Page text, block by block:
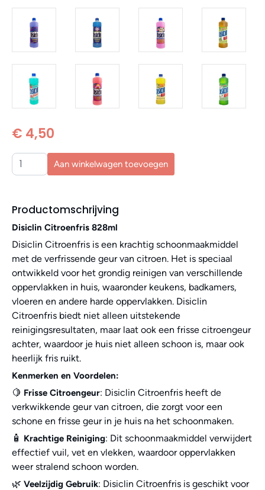
€ 4,50
Aan winkelwagen toevoegen
Productomschrijving
Disiclin Citroenfris 828ml
Disiclin Citroenfris is een krachtig schoonmaakmiddel
met de verfrissende geur van citroen. Het is speciaal
ontwikkeld voor het grondig reinigen van verschillende
oppervlakken in huis, waaronder keukens, badkamers,
vloeren en andere harde oppervlakken. Disiclin
Citroenfris biedt niet alleen uitstekende
reinigingsresultaten, maar laat ook een frisse citroengeur
achter, waardoor je huis niet alleen schoon is, maar ook
heerlijk fris ruikt.
Kenmerken en Voordelen:
🍋 Frisse Citroengeur: Disiclin Citroenfris heeft de
verkwikkende geur van citroen, die zorgt voor een
schone en frisse geur in je huis na het schoonmaken.
🧴 Krachtige Reiniging: Dit schoonmaakmiddel verwijdert
effectief vuil, vet en vlekken, waardoor oppervlakken
weer stralend schoon worden.
🌿 Veelzijdig Gebruik: Disiclin Citroenfris is geschikt voor